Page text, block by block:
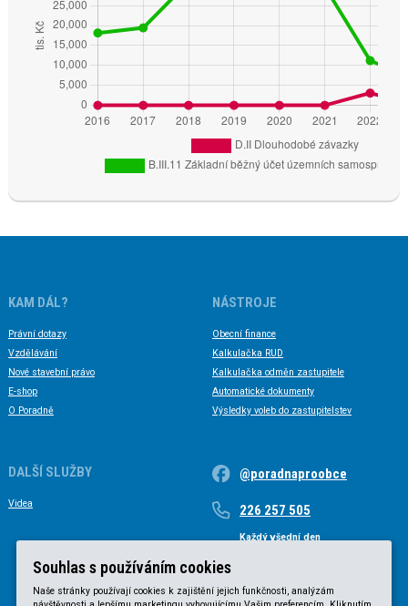
KAM DÁL?
Právní dotazy
Vzdělávání
Nové stavební právo
E-shop
O Poradně
NÁSTROJE
Obecní finance
Kalkulačka RUD
Kalkulačka odměn zastupitele
Automatické dokumenty
Výsledky voleb do zastupitelstev
DALŠÍ SLUŽBY
Videa
@poradnaproobce
226 257 505
Každý všední den
Souhlas s používáním cookies
Naše stránky používají cookies k zajištění jejich funkčnosti, analýzám